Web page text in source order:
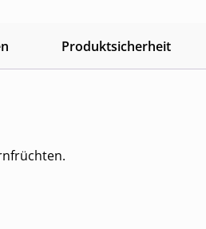
Produktsicherheit